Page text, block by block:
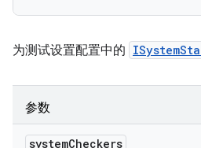
为测试设置配置中的
参数
systemCheckers